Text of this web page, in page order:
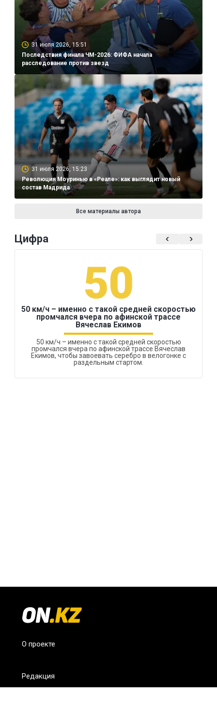
31 июля 2026, 15:51
Последствия финала ЧМ-2026: ФИФА начала
расследование против звезд
31 июля 2026, 15:23
Революция Моуринью в «Реале»: как выглядит новый
состав Мадрида
Все материалы автора
Цифра
50
50 км/ч – именно с такой средней скоростью
промчался вчера по афинской трассе
Вячеслав Екимов
50 км/ч – именно с такой средней скоростью
промчался вчера по афинской трассе Вячеслав
Екимов, чтобы завоевать серебро в велогонке с
раздельным стартом.
О проекте
Редакция